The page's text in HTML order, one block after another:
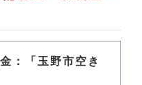
：「玉野市空き